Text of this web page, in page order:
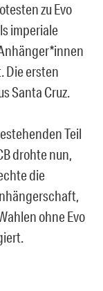
zu Evo
imperiale
Die ersten
Santa Cruz.
Teil
drohte nun,
die
ohne Evo